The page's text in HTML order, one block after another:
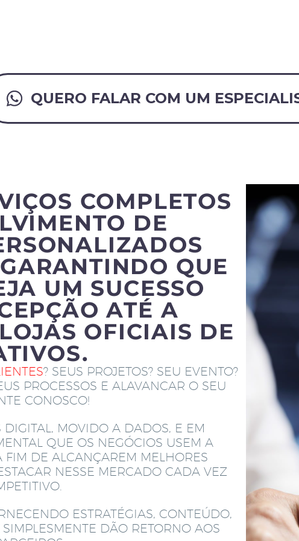
QUERO FALAR COM UM
COMPLETOS
DE
QUE
UM SUCESSO
ATÉ A
OFICIAIS DE
? SEUS PROJETOS? SEU EVENTO?
PROCESSOS E ALAVANCAR O SEU
CONOSCO!
MOVIDO A DADOS, E EM
QUE OS NEGÓCIOS USEM A
DE ALCANÇAREM MELHORES
NESSE MERCADO CADA VEZ
ESTRATÉGIAS, CONTEÚDO,
DÃO RETORNO AOS